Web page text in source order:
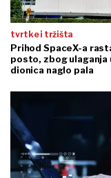
tvrtke i tržišta
Prihod SpaceX-a
posto, zbog ulaganja
dionica naglo pala